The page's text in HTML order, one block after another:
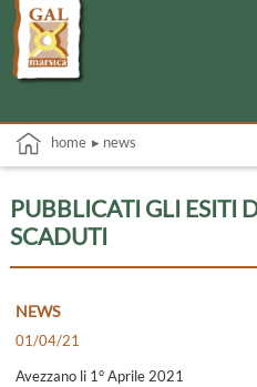
home ▸ news
PUBBLICATI GLI ESITI
SCADUTI
NEWS
01/04/21
Avezzano li 1° Aprile 2021